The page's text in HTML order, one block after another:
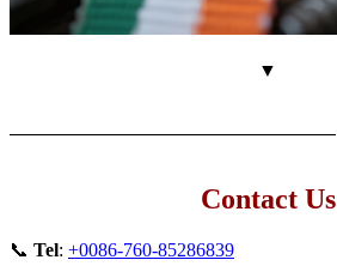
▼
Contact Us
📞 Tel: +0086-760-85286839